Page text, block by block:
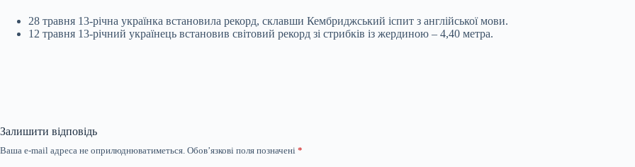
28 травня 13-річна українка встановила рекорд, склавши Кембриджський іспит з англійської мови.
12 травня 13-річний українець встановив світовий рекорд зі стрибків із жердиною – 4,40 метра.
Залишити відповідь
Ваша e-mail адреса не оприлюднюватиметься. Обов’язкові поля позначені *